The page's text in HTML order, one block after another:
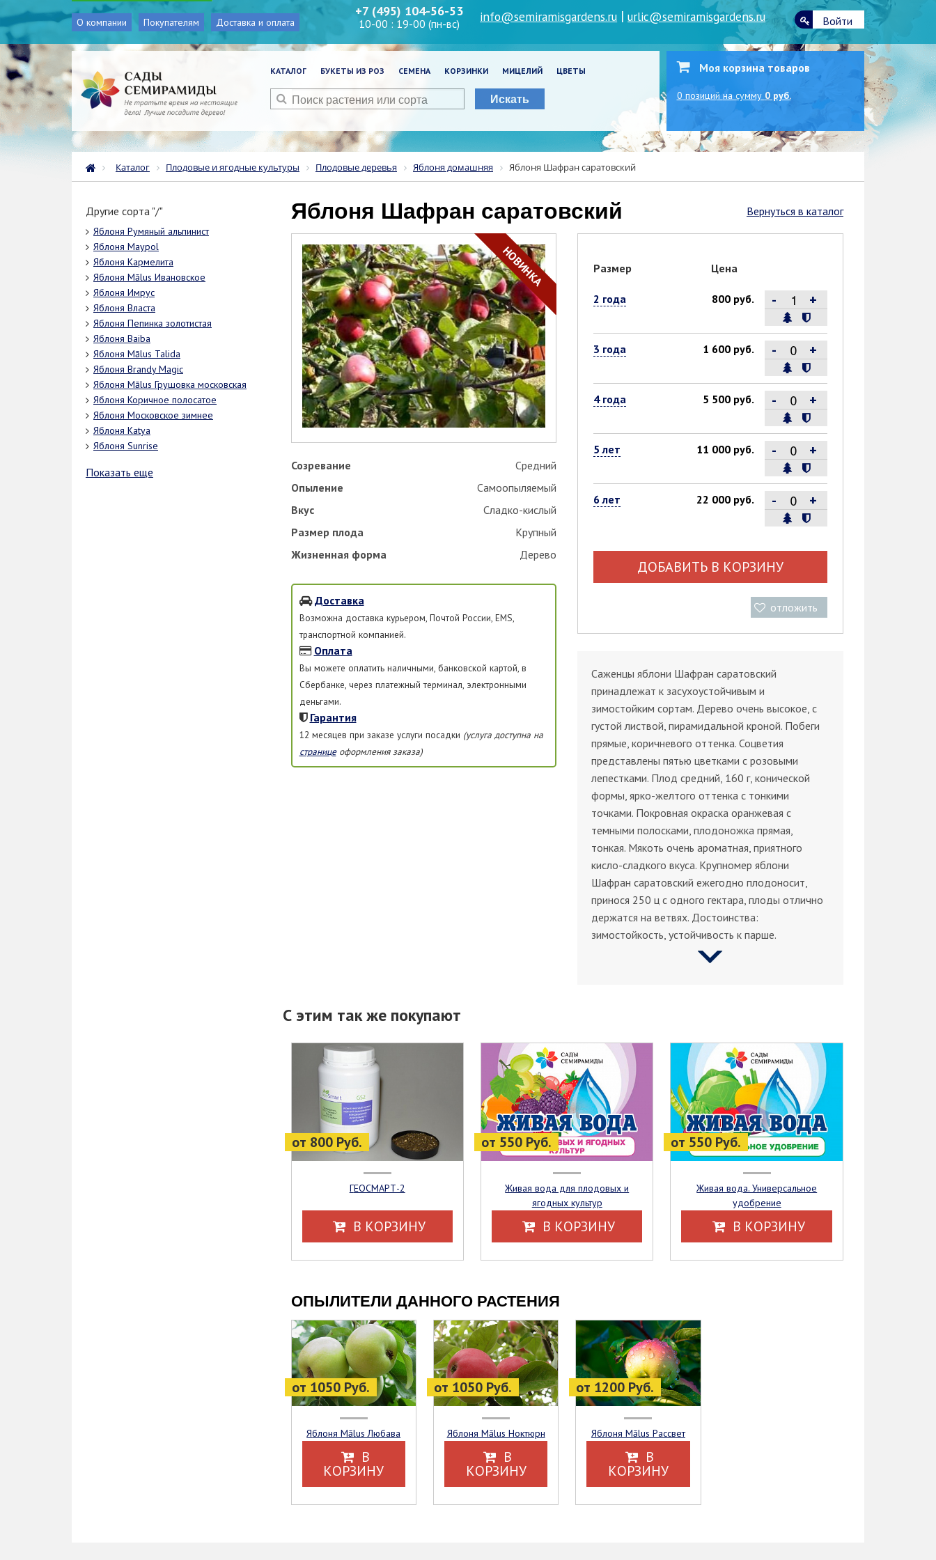
О компании Покупателям Доставка и оплата
+7 (495) 104-56-53
10-00 : 19-00 (пн-вс) info@semiramisgardens.ru |urlic@semiramisgardens.ru Войти
КАТАЛОГ БУКЕТЫ ИЗ РОЗ СЕМЕНА КОРЗИНКИ МИЦЕЛИЙ ЦВЕТЫ
Искать
Моя корзина товаров
0 позиций на сумму 0 руб.
Каталог Плодовые и ягодные культуры Плодовые деревья Яблоня домашняя Яблоня Шафран саратовский
Другие сорта "/"
Яблоня Румяный альпинист
Яблоня Мaypol
Яблоня Кармелита
Яблоня Mālus Ивановское
Яблоня Имрус
Яблоня Власта
Яблоня Пепинка золотистая
Яблоня Baiba
Яблоня Mālus Talida
Яблоня Brandy Magic
Яблоня Mālus Грушовка московская
Яблоня Коричное полосатое
Яблоня Московское зимнее
Яблоня Кatya
Яблоня Sunrise
Показать еще
Вернуться в каталог
Яблоня Шафран саратовский
НОВИНКА
Созревание
Средний
Опыление
Самоопыляемый
Вкус
Сладко-кислый
Размер плода
Крупный
Жизненная форма
Дерево
Доставка
Возможна доставка курьером, Почтой России, EMS,
транспортной компанией.
Оплата
Вы можете оплатить наличными, банковской картой, в
Сбербанке, через платежный терминал, электронными
деньгами.
Гарантия
12 месяцев при заказе услуги посадки (услуга доступна на
страницеоформления заказа)
Размер Цена
2 года 800 руб. - +
3 года 1 600 руб. - +
4 года 5 500 руб. - +
5 лет 11 000 руб. - +
6 лет 22 000 руб. - +
ДОБАВИТЬ В КОРЗИНУ
отложить
Саженцы яблони Шафран саратовский
принадлежат к засухоустойчивым и
зимостойким сортам. Дерево очень высокое, с
густой листвой, пирамидальной кроной. Побеги
прямые, коричневого оттенка. Соцветия
представлены пятью цветками с розовыми
лепестками. Плод средний, 160 г, конической
формы, ярко-желтого оттенка с тонкими
точками. Покровная окраска оранжевая с
темными полосками, плодоножка прямая,
тонкая. Мякоть очень ароматная, приятного
кисло-сладкого вкуса. Крупномер яблони
Шафран саратовский ежегодно плодоносит,
принося 250 ц с одного гектара, плоды отлично
держатся на ветвях. Достоинства:
зимостойкость, устойчивость к парше.
С этим так же покупают
от 800 Руб.
ГЕОСМАРТ-2
В КОРЗИНУ
от 550 Руб.
Живая вода для плодовых и
ягодных культур
В КОРЗИНУ
от 550 Руб.
Живая вода. Универсальное
удобрение
В КОРЗИНУ
ОПЫЛИТЕЛИ ДАННОГО РАСТЕНИЯ
от 1050 Руб.
Яблоня Mālus Любава
В
КОРЗИНУ
от 1050 Руб.
Яблоня Mālus Ноктюрн
В
КОРЗИНУ
от 1200 Руб.
Яблоня Mālus Рассвет
В
КОРЗИНУ